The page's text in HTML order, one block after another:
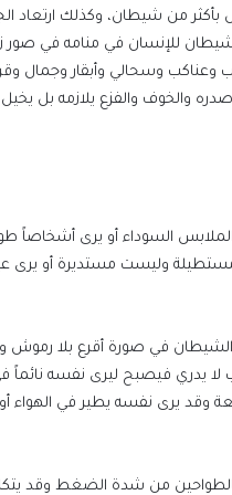
بأكثر من شيطان، وكذلك
الشيطان للإنسان في منامه في
وسحالي وأبقار وجمال
والخوف والفزع يلازمه بل
السوداء أو يرى أشخاصاً
وليست مستديرة أو يرى
الشيطان في صورة أقرع بلا
لا يدري فيصبح ليرى نفسه
وقد يرى نفسه يطير في الهواء
من شدة الضغط وقد